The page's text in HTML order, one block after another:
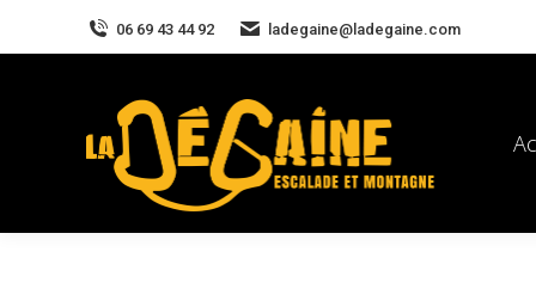
06 69 43 44 92 ladegaine@ladegaine.com